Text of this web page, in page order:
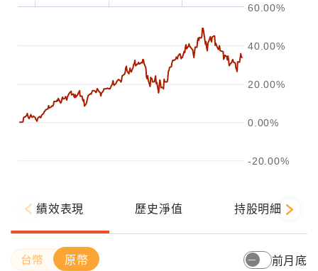
-20.00%
0.00%
20.00%
40.00%
60.00%
3年
績效表現 歷史淨值 持股明細
原幣 前月底